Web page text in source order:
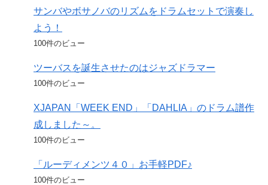
サンバやボサノバのリズムをドラムセットで演奏し
よう！
100件のビュー
ツーバスを誕生させたのはジャズドラマー
100件のビュー
XJAPAN「WEEK END」「DAHLIA」のドラム譜作
成しました～。
100件のビュー
「ルーディメンツ４０」お手軽PDF♪
100件のビュー